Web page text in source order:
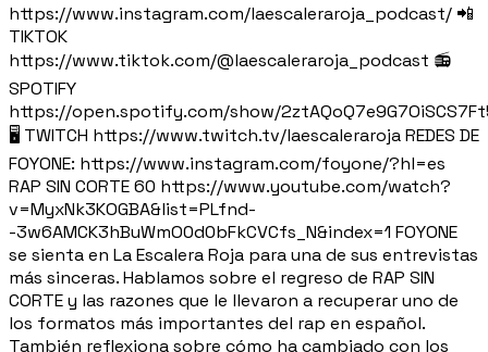
https://www.instagram.com/laescaleraroja_podcast/ 📲
TIKTOK
https://www.tiktok.com/@laescaleraroja_podcast 📻
SPOTIFY
https://open.spotify.com/show/
🖥️ TWITCH https://www.twitch.tv/laescaleraroja REDES DE
FOYONE: https://www.instagram.com/foyone/?hl=es
RAP SIN CORTE 60 https://www.youtube.com/watch?
v=MyxNk3KOGBA&list=PLfnd-
-3w6AMCK3hBuWmO0d0bFkCVCfs_N&index=1 FOYONE
se sienta en La Escalera Roja para una de sus entrevistas
más sinceras. Hablamos sobre el regreso de RAP SIN
CORTE y las razones que le llevaron a recuperar uno de
los formatos más importantes del rap en español.
También reflexiona sobre cómo ha cambiado con los